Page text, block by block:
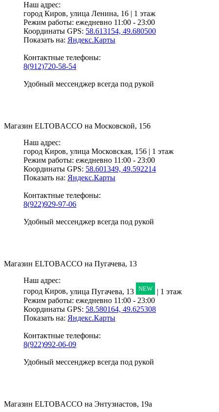
Наш адрес:
город Киров, улица Ленина, 16 | 1 этаж
Режим работы: ежедневно 11:00 - 23:00
Координаты GPS: 58.613154, 49.680500
Показать на: Яндекс.Карты
Контактные телефоны:
8(912)720-58-54
Удобный мессенджер всегда под рукой
Магазин ELTOBACCO на Московской, 156
Наш адрес:
город Киров, улица Московская, 156 | 1 этаж
Режим работы: ежедневно 11:00 - 23:00
Координаты GPS: 58.601349, 49.592214
Показать на: Яндекс.Карты
Контактные телефоны:
8(922)929-97-06
Удобный мессенджер всегда под рукой
Магазин ELTOBACCO на Пугачева, 13
Наш адрес:
город Киров, улица Пугачева, 13 NEW
| 1 этаж
Режим работы: ежедневно 11:00 - 23:00
Координаты GPS: 58.580164, 49.625308
Показать на: Яндекс.Карты
Контактные телефоны:
8(922)992-06-09
Удобный мессенджер всегда под рукой
Магазин ELTOBACCO на Энтузиастов, 19а